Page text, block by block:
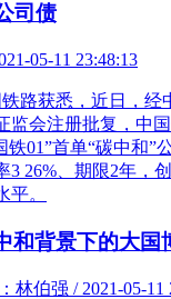
司债
05-11 23:48:13
路获悉，近日，经
监会注册批复，中
铁01”首单“碳中和”
3 26%、期限2年，
平。
和背景下的大国
林伯强 / 2021-05-11